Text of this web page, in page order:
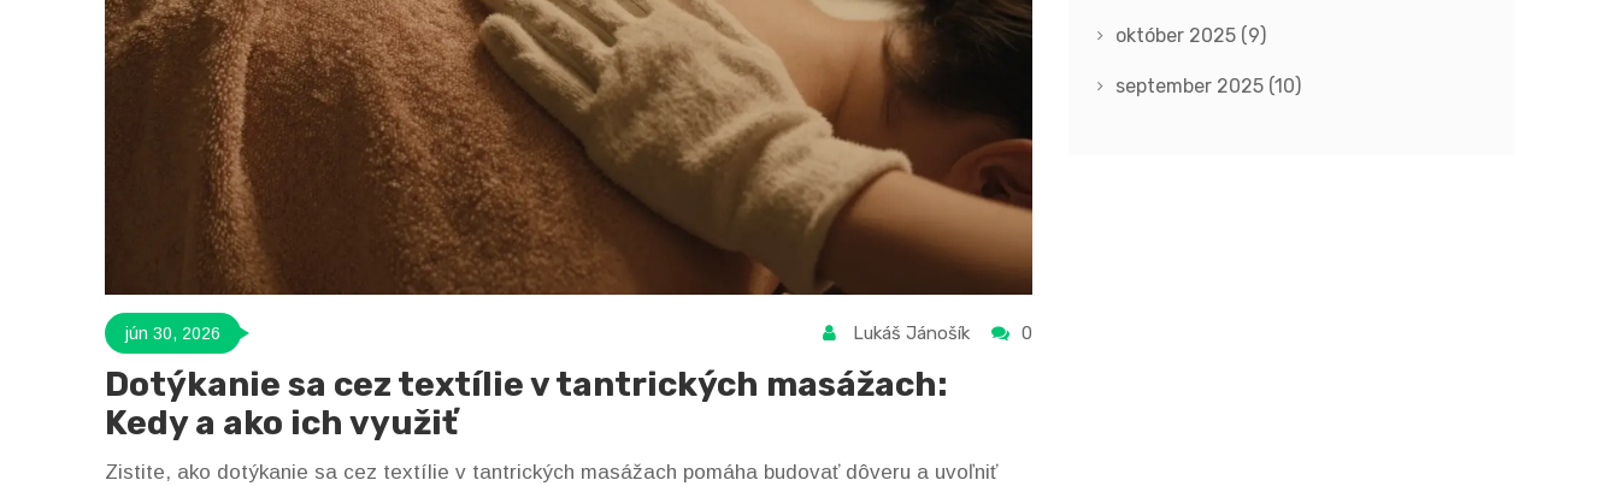
jún 30, 2026 Lukáš Jánošík 0
Dotýkanie sa cez textílie v tantrických masážach:
Kedy a ako ich využiť
Zistite, ako dotýkanie sa cez textílie v tantrických masážach pomáha budovať dôveru a uvoľniť
október 2025 (9)
september 2025 (10)